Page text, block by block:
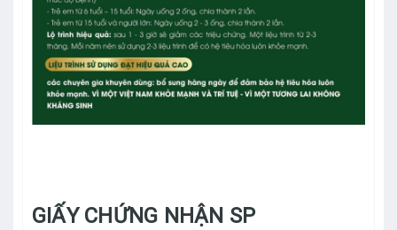
GIẤY CHỨNG NHẬN SP